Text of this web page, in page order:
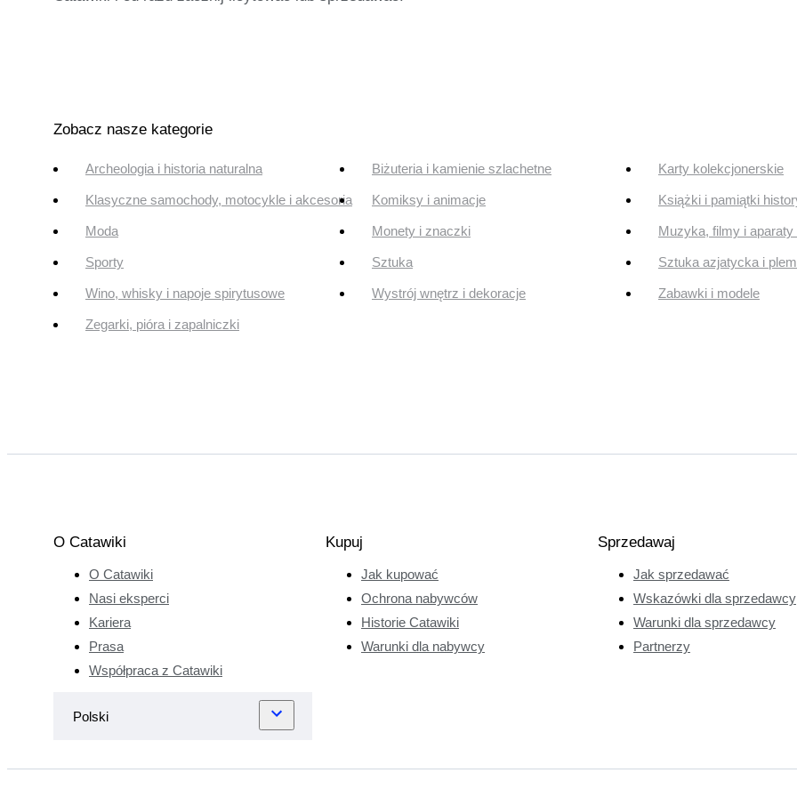
Zobacz nasze kategorie
Archeologia i historia naturalna Biżuteria i kamienie szlachetne Karty kolekcjonerskie
Klasyczne samochody, motocykle i akcesoria Komiksy i animacje Książki i pamiątki
Moda Monety i znaczki Muzyka, filmy i aparaty
Sporty Sztuka Sztuka azjatycka i
Wino, whisky i napoje spirytusowe Wystrój wnętrz i dekoracje Zabawki i modele
Zegarki, pióra i zapalniczki
O Catawiki
O Catawiki
Nasi eksperci
Kariera
Prasa
Współpraca z Catawiki
Kupuj
Jak kupować
Ochrona nabywców
Historie Catawiki
Warunki dla nabywcy
Sprzedawaj
Jak sprzedawać
Wskazówki dla sprzedawcy
Warunki dla sprzedawcy
Partnerzy